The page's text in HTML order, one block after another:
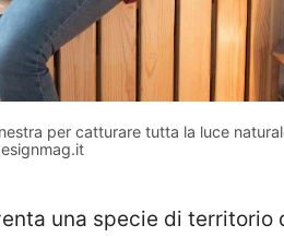
per catturare tutta la luce
una specie di territorio